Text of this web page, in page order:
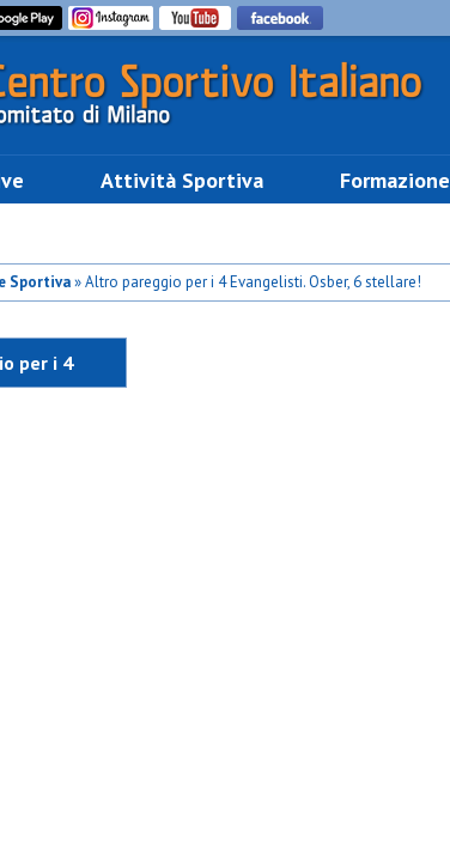
Attività Sportiva Formazione
Sportiva» Altro pareggio per i 4 Evangelisti. Osber, 6 stellare!
per i 4